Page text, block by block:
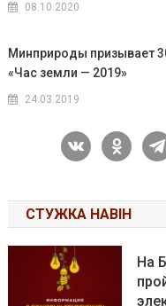
08.10.2020
Минприроды призывает
«Час земли — 2019»
24.03.2019
vkontakte
СТУЖКА НАВІН
На